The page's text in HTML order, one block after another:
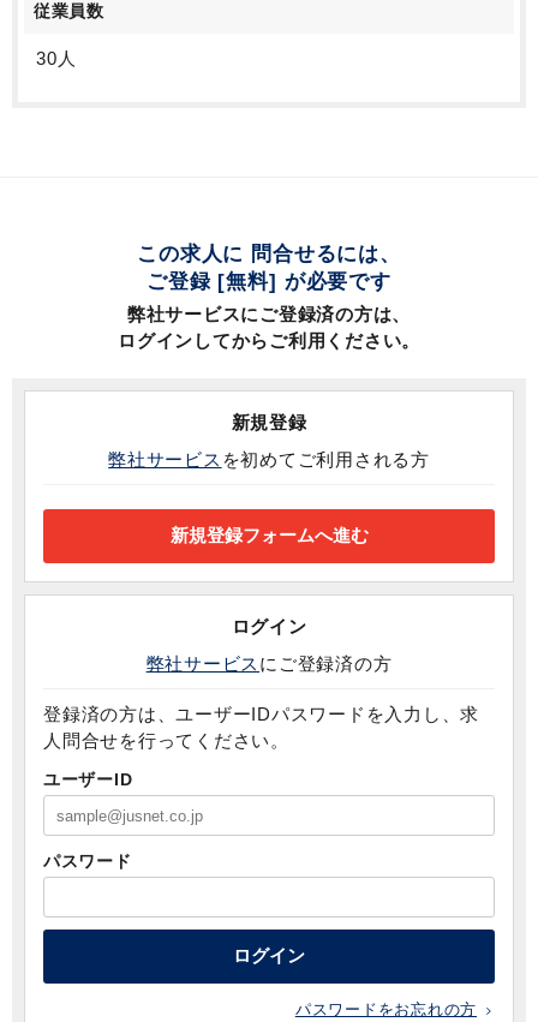
従業員数
30人
この求人に 問合せるには、
ご登録 [無料] が必要です
弊社サービスにご登録済の方は、
ログインしてからご利用ください。
新規登録
弊社サービス を初めてご利用される方
ログイン
弊社サービス にご登録済の方
登録済の方は、ユーザーIDパスワードを入力し、求
人問合せを行ってください。
ユーザーID
パスワード
ログイン
パスワードをお忘れの方